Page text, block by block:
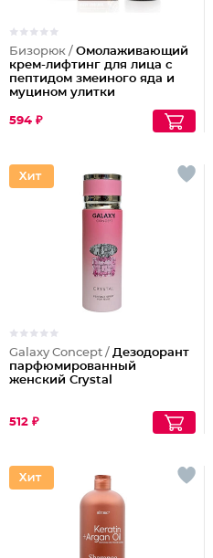
Бизорюк / Омолаживающий
крем-лифтинг для лица с
пептидом змеиного яда и
муцином улитки
594 ₽
Galaxy Concept / Дезодорант
парфюмированный
женский Crystal
512 ₽